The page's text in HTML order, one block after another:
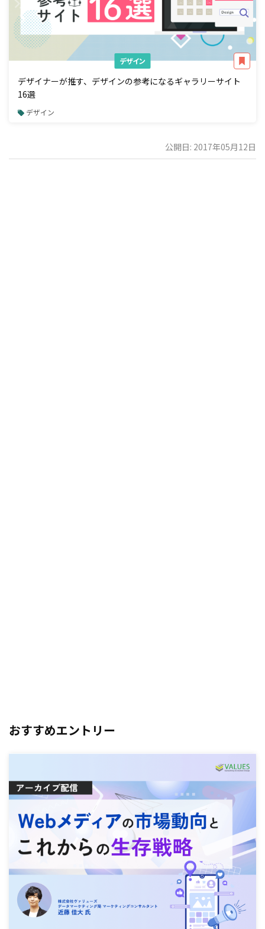
デザイン
デザイナーが推す、デザインの参考になるギャラリーサイト
16選
デザイン
公開日: 2017年05月12日
おすすめエントリー